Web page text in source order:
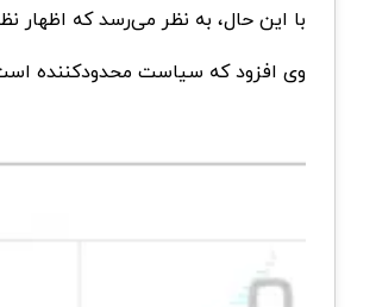
با این حال، به نظر می‌رسد که اظهار
وی افزود که سیاست محدود‌کننده